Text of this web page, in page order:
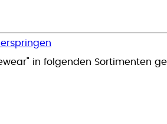
in folgenden Sortimenten